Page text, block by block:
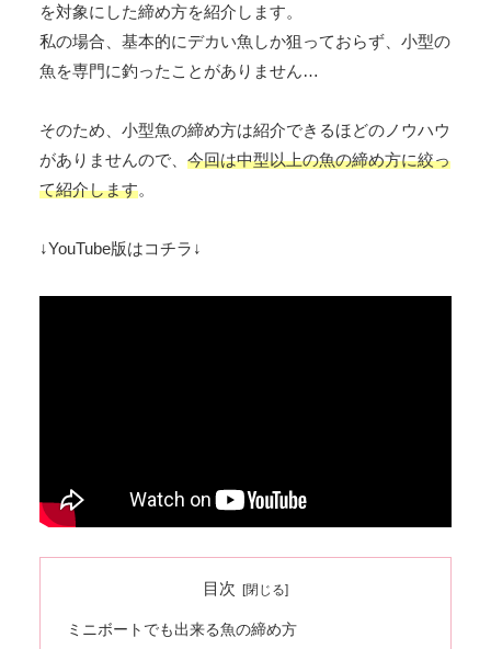
を対象にした締め方を紹介します。
私の場合、基本的にデカい魚しか狙っておらず、小型の
魚を専門に釣ったことがありません…
そのため、小型魚の締め方は紹介できるほどのノウハウ
がありませんので、 今回は中型以上の魚の締め方に絞っ
て紹介します。
↓YouTube版はコチラ↓
目次
ミニボートでも出来る魚の締め方